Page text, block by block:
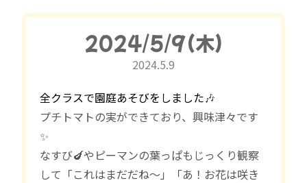
2024/5/9(木)
2024.5.9
全クラスで園庭あそびをしました🎶
プチトマトの実ができており、興味津々です
✨
なすび🍆やピーマンの葉っぱもじっくり観察
して「これはまだだね〜」「あ！お花は咲き